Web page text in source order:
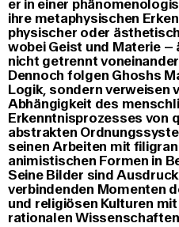
er in einer
ihre metaphysischen
physischer oder
wobei Geist und Materie –
nicht getrennt
Dennoch folgen Ghoshs
Logik, sondern verweisen
Abhängigkeit des
Erkenntnisprozesses von
abstrakten
seinen Arbeiten mit
animistischen Formen in
Seine Bilder sind
verbindenden Momenten
und religiösen Kulturen
rationalen